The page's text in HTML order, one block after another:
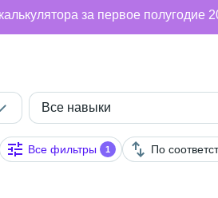
за первое полугодие
Все навыки
Все фильтры 1 По